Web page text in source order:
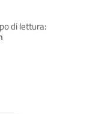
di lettura: